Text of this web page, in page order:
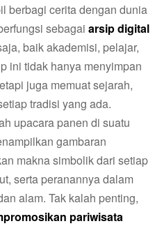
berbagi cerita dengan dunia
sebagai arsip digital
baik akademisi, pelajar,
ini tidak hanya menyimpan
juga memuat sejarah,
tradisi yang ada.
upacara panen di suatu
gambaran
makna simbolik dari setiap
serta peranannya dalam
alam. Tak kalah penting,
pariwisata